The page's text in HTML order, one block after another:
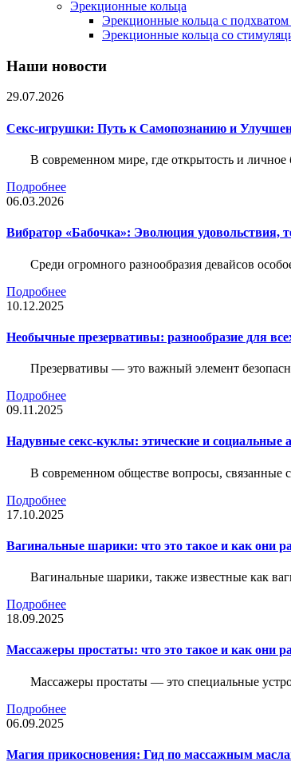
Эрекционные кольца
Эрекционные кольца с
Эрекционные кольца со
Наши новости
29.07.2026
Секс-игрушки: Путь к Самопознанию и
В современном мире, где открытость и личное
Подробнее
06.03.2026
Вибратор «Бабочка»: Эволюция удовольствия,
Среди огромного разнообразия девайсов
Подробнее
10.12.2025
Необычные презервативы: разнообразие для
Презервативы — это важный элемент
Подробнее
09.11.2025
Надувные секс-куклы: этические и социальные
В современном обществе вопросы, связанные
Подробнее
17.10.2025
Вагинальные шарики: что это такое и как они
Вагинальные шарики, также известные как
Подробнее
18.09.2025
Массажеры простаты: что это такое и как они
Массажеры простаты — это специальные
Подробнее
06.09.2025
Магия прикосновения: Гид по массажным